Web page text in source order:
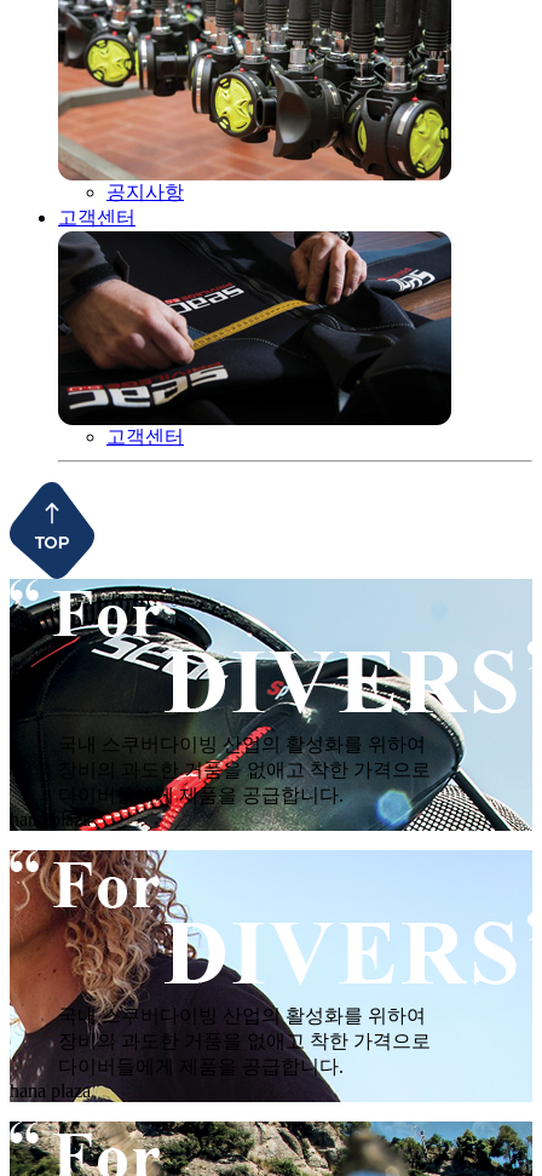
공지사항
고객센터
고객센터
국내 스쿠버다이빙 산업의 활성화를 위하여
장비의 과도한 거품을 없애고 착한 가격으로
다이버들에게 제품을 공급합니다.
hana plaza
국내 스쿠버다이빙 산업의 활성화를 위하여
장비의 과도한 거품을 없애고 착한 가격으로
다이버들에게 제품을 공급합니다.
hana plaza